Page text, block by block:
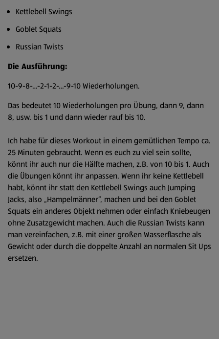
Kettlebell Swings
Goblet Squats
Russian Twists
Die Ausführung:
10-9-8-…-2-1-2-…-9-10 Wiederholungen.
Das bedeutet 10 Wiederholungen pro Übung, dann 9, dann
8, usw. bis 1 und dann wieder rauf bis 10.
Ich habe für dieses Workout in einem gemütlichen Tempo ca.
25 Minuten gebraucht. Wenn es euch zu viel sein sollte,
könnt ihr auch nur die Hälfte machen, z.B. von 10 bis 1. Auch
die Übungen könnt ihr anpassen. Wenn ihr keine Kettlebell
habt, könnt ihr statt den Kettlebell Swings auch Jumping
Jacks, also „Hampelmänner“, machen und bei den Goblet
Squats ein anderes Objekt nehmen oder einfach Kniebeugen
ohne Zusatzgewicht machen. Auch die Russian Twists kann
man vereinfachen, z.B. mit einer großen Wasserflasche als
Gewicht oder durch die doppelte Anzahl an normalen Sit Ups
ersetzen.